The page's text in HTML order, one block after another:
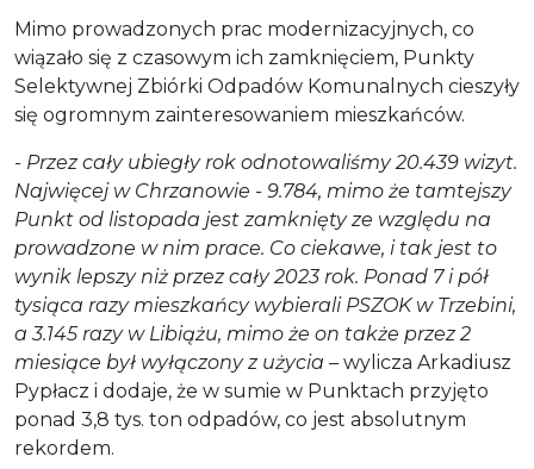
Mimo prowadzonych prac modernizacyjnych, co
wiązało się z czasowym ich zamknięciem, Punkty
Selektywnej Zbiórki Odpadów Komunalnych cieszyły
się ogromnym zainteresowaniem mieszkańców.
- Przez cały ubiegły rok odnotowaliśmy 20.439 wizyt.
Najwięcej w Chrzanowie - 9.784, mimo że tamtejszy
Punkt od listopada jest zamknięty ze względu na
prowadzone w nim prace. Co ciekawe, i tak jest to
wynik lepszy niż przez cały 2023 rok. Ponad 7 i pół
tysiąca razy mieszkańcy wybierali PSZOK w Trzebini,
a 3.145 razy w Libiążu, mimo że on także przez 2
miesiące był wyłączony z użycia – wylicza Arkadiusz
Pypłacz i dodaje, że w sumie w Punktach przyjęto
ponad 3,8 tys. ton odpadów, co jest absolutnym
rekordem.